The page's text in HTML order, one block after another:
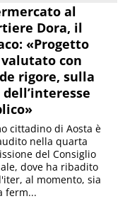
al
Dora, il
«Progetto
con
rigore, sulla
dell’interesse
cittadino di Aosta è
nella quarta
del Consiglio
dove ha ribadito
al momento, sia
ferm...